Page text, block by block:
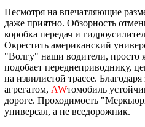
Несмотря на впечатляющие
даже приятно. Обзорность
коробка передач и
Окрестить американский
"Волгу" наши водители, просто
подобает переднеприводнику,
на извилистой трассе.
агрегатом, AWтомобиль
дороге. Проходимость
универсал, а не вседорожник.